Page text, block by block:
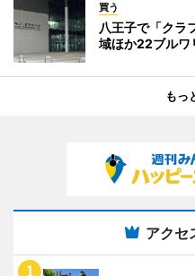
買う
八王子で「ク
域ほか22ブルワ
もっ
アクセ